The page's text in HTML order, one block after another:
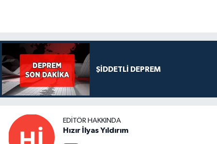
ŞİDDETLİ DEPREM
EDITÖR HAKKINDA
Hızır İlyas Yıldırım